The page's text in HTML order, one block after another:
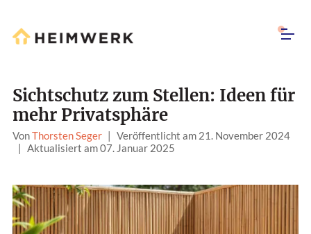
Sichtschutz zum Stellen: Ideen für
mehr Privatsphäre
VonThorsten Seger | Veröffentlicht am 21. November 2024
| Aktualisiert am 07. Januar 2025